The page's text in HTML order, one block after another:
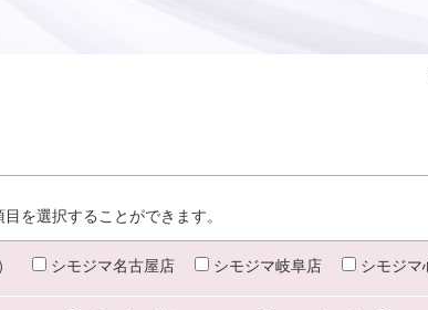
を選択することができます。
シモジマ名古屋店 シモジマ岐阜店 シモジマ